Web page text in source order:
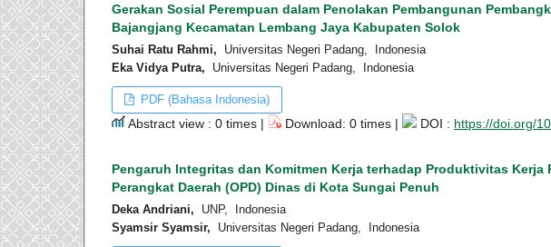
Gerakan Sosial Perempuan dalam Penolakan Pembangunan
Bajangjang Kecamatan Lembang Jaya Kabupaten Solok
Suhai Ratu Rahmi, Universitas Negeri Padang, Indonesia
Eka Vidya Putra, Universitas Negeri Padang, Indonesia
PDF (Bahasa Indonesia)
Abstract view : 0 times | Download: 0 times | DOI : https://doi.org/
Pengaruh Integritas dan Komitmen Kerja terhadap Produktivitas Kerja
Perangkat Daerah (OPD) Dinas di Kota Sungai Penuh
Deka Andriani, UNP, Indonesia
Syamsir Syamsir, Universitas Negeri Padang, Indonesia